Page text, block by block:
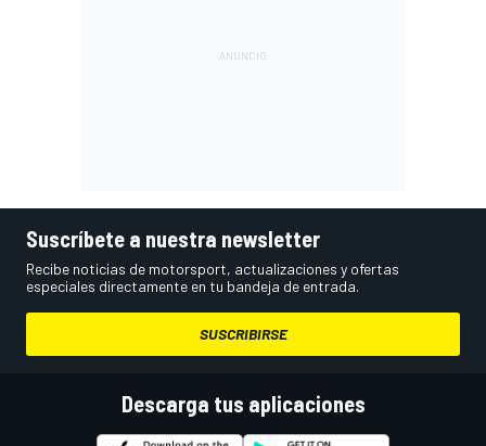
Suscríbete a nuestra newsletter
Recibe noticias de motorsport, actualizaciones y ofertas
especiales directamente en tu bandeja de entrada.
SUSCRIBIRSE
Descarga tus aplicaciones